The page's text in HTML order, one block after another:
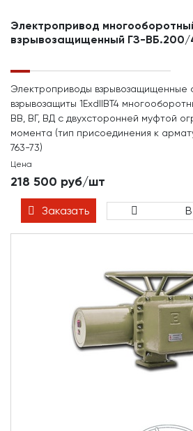
Электропривод
взрывозащищенный ГЗ-ВБ.200/
Электроприводы взрывозащищенные
взрывозащиты 1ЕхdIIBТ4
ВВ, ВГ, ВД с двухсторонней муфтой
момента (тип присоединения к
763-73)
Цена
218 500 руб/шт
Заказать